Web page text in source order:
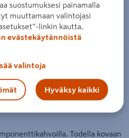
sormilla kosketusnäytöllä
Knipex 160mm 2K
Todella kovaan
suostumuksesi painamalla
muuttamaan valintojasi
linkin kautta.
evästekäytännöistä
valintoja
Hyväksy kaikki